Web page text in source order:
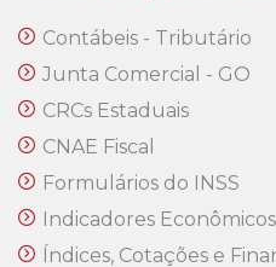
Contábeis - Tributário
Junta Comercial - GO
CRCs Estaduais
CNAE Fiscal
Formulários do INSS
Indicadores Econômicos
Índices, Cotações e